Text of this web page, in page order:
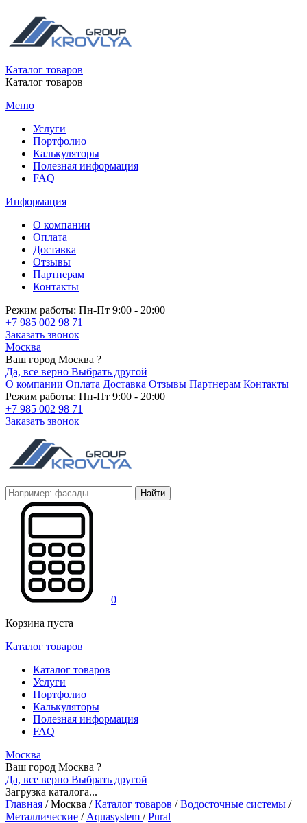
Каталог товаров
Каталог товаров
Меню
Услуги
Портфолио
Калькуляторы
Полезная информация
FAQ
Информация
О компании
Оплата
Доставка
Отзывы
Партнерам
Контакты
Режим работы: Пн-Пт 9:00 - 20:00
+7 985 002 98 71
Заказать звонок
Москва
Ваш город Москва ?
Да, все верно Выбрать другой
О компании Оплата Доставка Отзывы Партнерам Контакты
Режим работы: Пн-Пт 9:00 - 20:00
+7 985 002 98 71
Заказать звонок
Найти
0
Корзина пуста
Каталог товаров
Каталог товаров
Услуги
Портфолио
Калькуляторы
Полезная информация
FAQ
Москва
Ваш город Москва ?
Да, все верно Выбрать другой
Загрузка каталога...
Главная /Москва / Каталог товаров / Водосточные системы /
Металлические / Aquasystem / Pural